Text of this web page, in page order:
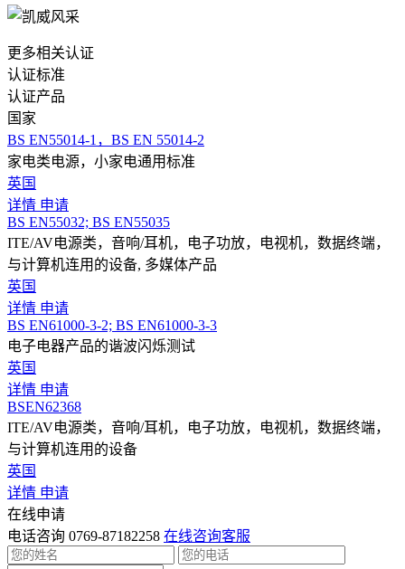
更多相关认证
认证标准
认证产品
国家
BS EN55014-1，BS EN 55014-2
家电类电源，小家电通用标准
英国
详情 申请
BS EN55032; BS EN55035
ITE/AV电源类，音响/耳机，电子功放，电视机，数据终端，
与计算机连用的设备, 多媒体产品
英国
详情 申请
BS EN61000-3-2; BS EN61000-3-3
电子电器产品的谐波闪烁测试
英国
详情 申请
BSEN62368
ITE/AV电源类，音响/耳机，电子功放，电视机，数据终端，
与计算机连用的设备
英国
详情 申请
在线申请
电话咨询 0769-87182258 在线咨询客服